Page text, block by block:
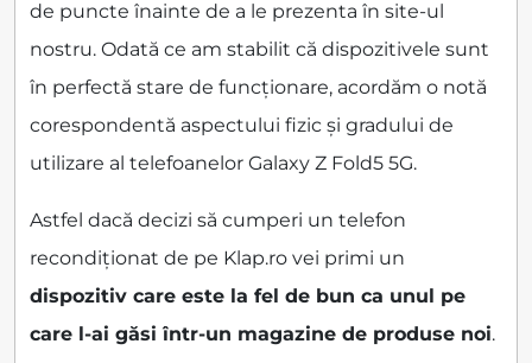
de puncte înainte de a le prezenta în site-ul
nostru. Odată ce am stabilit că dispozitivele sunt
în perfectă stare de funcționare, acordăm o notă
corespondentă aspectului fizic și gradului de
utilizare al telefoanelor Galaxy Z Fold5 5G.
Astfel dacă decizi să cumperi un telefon
recondiționat de pe Klap.ro vei primi un
dispozitiv care este la fel de bun ca unul pe
care l-ai găsi într-un magazine de produse noi.